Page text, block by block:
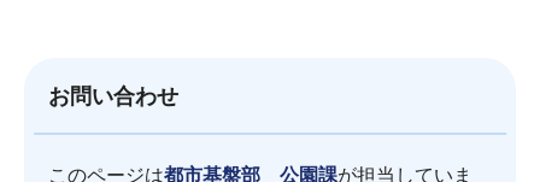
お問い合わせ
このページは都市基盤部 公園課が担当していま